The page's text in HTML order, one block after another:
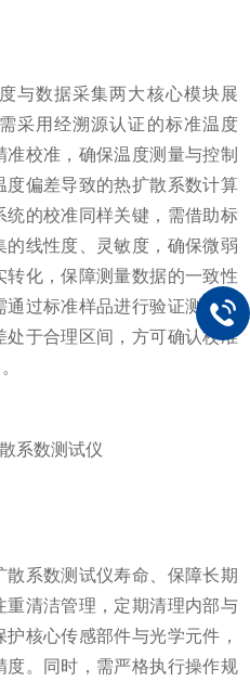
数据采集两大核心模块展
采用经溯源认证的标准温度
校准，确保温度测量与控制
偏差导致的热扩散系数计算
的校准同样关键，需借助标
线性度、灵敏度，确保微弱
化，保障测量数据的一致性
过标准样品进行验证测试，
处于合理区间，方可确认校准
系数测试仪寿命、保障长期
清洁管理，定期清理内部与
核心传感部件与光学元件，
。同时，需严格执行操作规